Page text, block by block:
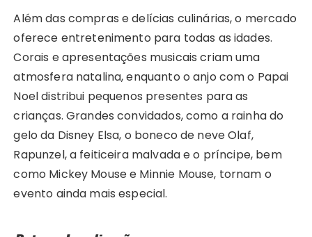
Além das compras e delícias culinárias, o mercado
oferece entretenimento para todas as idades.
Corais e apresentações musicais criam uma
atmosfera natalina, enquanto o anjo com o Papai
Noel distribui pequenos presentes para as
crianças. Grandes convidados, como a rainha do
gelo da Disney Elsa, o boneco de neve Olaf,
Rapunzel, a feiticeira malvada e o príncipe, bem
como Mickey Mouse e Minnie Mouse, tornam o
evento ainda mais especial.